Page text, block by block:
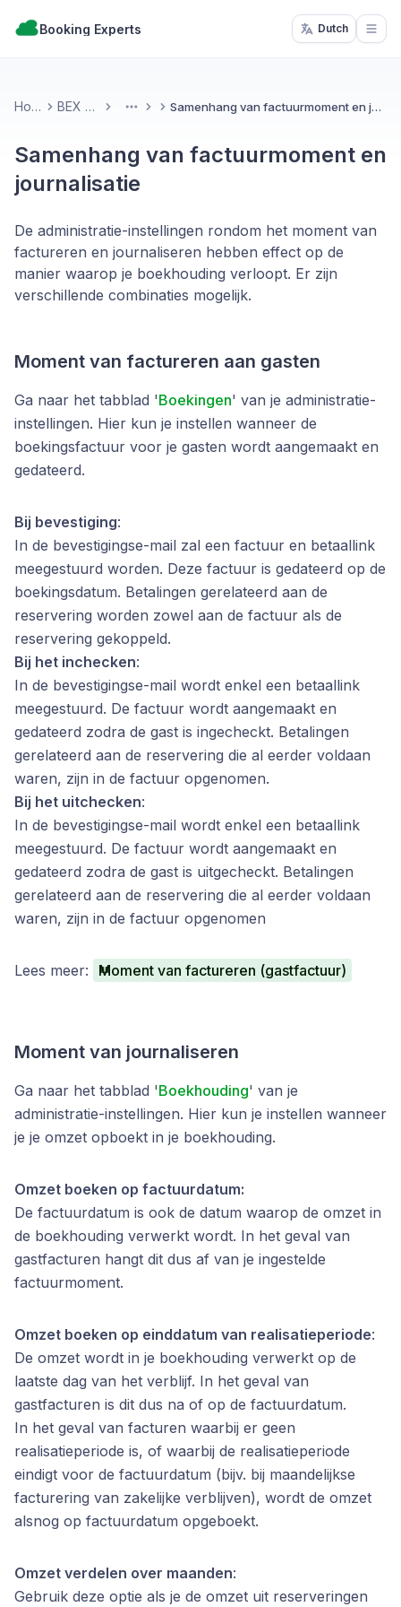
Booking Experts Dutch
Home BEX PMS More Samenhang van factuurmoment en journalisatie
Samenhang van factuurmoment en
journalisatie
De administratie-instellingen rondom het moment van
factureren en journaliseren hebben effect op de
manier waarop je boekhouding verloopt. Er zijn
verschillende combinaties mogelijk.
Moment van factureren aan gasten
Ga naar het tabblad 'Boekingen' van je administratie-
instellingen. Hier kun je instellen wanneer de
boekingsfactuur voor je gasten wordt aangemaakt en
gedateerd.
Bij bevestiging:
In de bevestigingse-mail zal een factuur en betaallink
meegestuurd worden. Deze factuur is gedateerd op de
boekingsdatum. Betalingen gerelateerd aan de
reservering worden zowel aan de factuur als de
reservering gekoppeld.
Bij het inchecken:
In de bevestigingse-mail wordt enkel een betaallink
meegestuurd. De factuur wordt aangemaakt en
gedateerd zodra de gast is ingecheckt. Betalingen
gerelateerd aan de reservering die al eerder voldaan
waren, zijn in de factuur opgenomen.
Bij het uitchecken:
In de bevestigingse-mail wordt enkel een betaallink
meegestuurd. De factuur wordt aangemaakt en
gedateerd zodra de gast is uitgecheckt. Betalingen
gerelateerd aan de reservering die al eerder voldaan
waren, zijn in de factuur opgenomen
Lees meer: Moment van factureren (gastfactuur)
Moment van journaliseren
Ga naar het tabblad 'Boekhouding' van je
administratie-instellingen. Hier kun je instellen wanneer
je je omzet opboekt in je boekhouding.
Omzet boeken op factuurdatum:
De factuurdatum is ook de datum waarop de omzet in
de boekhouding verwerkt wordt. In het geval van
gastfacturen hangt dit dus af van je ingestelde
factuurmoment.
Omzet boeken op einddatum van realisatieperiode:
De omzet wordt in je boekhouding verwerkt op de
laatste dag van het verblijf. In het geval van
gastfacturen is dit dus na of op de factuurdatum.
In het geval van facturen waarbij er geen
realisatieperiode is, of waarbij de realisatieperiode
eindigt voor de factuurdatum (bijv. bij maandelijkse
facturering van zakelijke verblijven), wordt de omzet
alsnog op factuurdatum opgeboekt.
Omzet verdelen over maanden:
Gebruik deze optie als je de omzet uit reserveringen